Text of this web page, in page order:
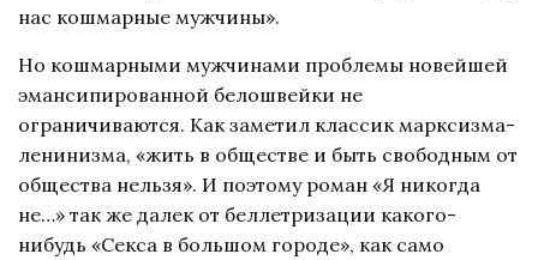
нас кошмарные мужчины».
Но кошмарными мужчинами проблемы новейшей
эмансипированной белошвейки не
ограничиваются. Как заметил классик марксизма-
ленинизма, «жить в обществе и быть свободным от
общества нельзя». И поэтому роман «Я никогда
не…» так же далек от беллетризации какого-
нибудь «Секса в большом городе», как само